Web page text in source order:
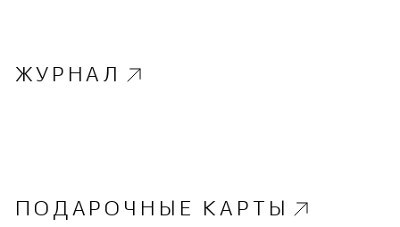
ЖУРНАЛ
ПОДАРОЧНЫЕ КАРТЫ